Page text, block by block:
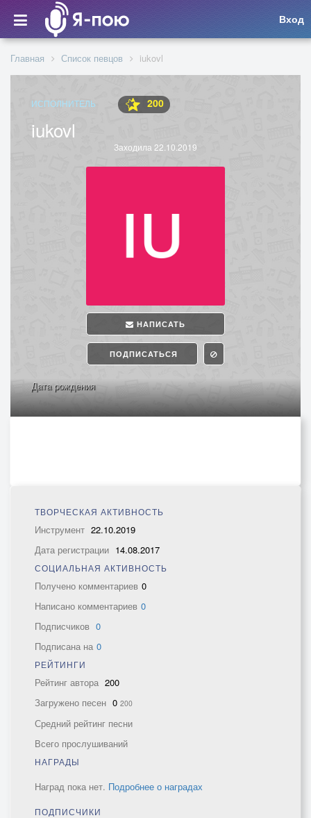
Вход
Главная Список певцов iukovl
ИСПОЛНИТЕЛЬ 200
iukovl
Заходила 22.10.2019
НАПИСАТЬ
ПОДПИСАТЬСЯ
Дата рождения
ТВОРЧЕСКАЯ АКТИВНОСТЬ
Инструмент 22.10.2019
Дата регистрации 14.08.2017
СОЦИАЛЬНАЯ АКТИВНОСТЬ
Получено комментариев 0
Написано комментариев 0
Подписчиков 0
Подписана на 0
РЕЙТИНГИ
Рейтинг автора 200
Загружено песен 0 200
Средний рейтинг песни
Всего прослушиваний
НАГРАДЫ
Наград пока нет. Подробнее о наградах
ПОДПИСЧИКИ